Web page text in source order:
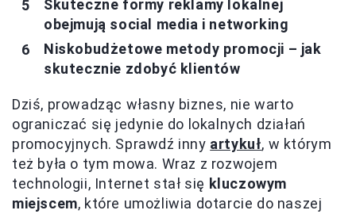
Skuteczne formy reklamy lokalnej
obejmują social media i networking
Niskobudżetowe metody promocji – jak
skutecznie zdobyć klientów
Dziś, prowadząc własny biznes, nie warto
ograniczać się jedynie do lokalnych działań
promocyjnych. Sprawdź inny artykuł, w którym
też była o tym mowa. Wraz z rozwojem
technologii, Internet stał się kluczowym
miejscem, które umożliwia dotarcie do naszej